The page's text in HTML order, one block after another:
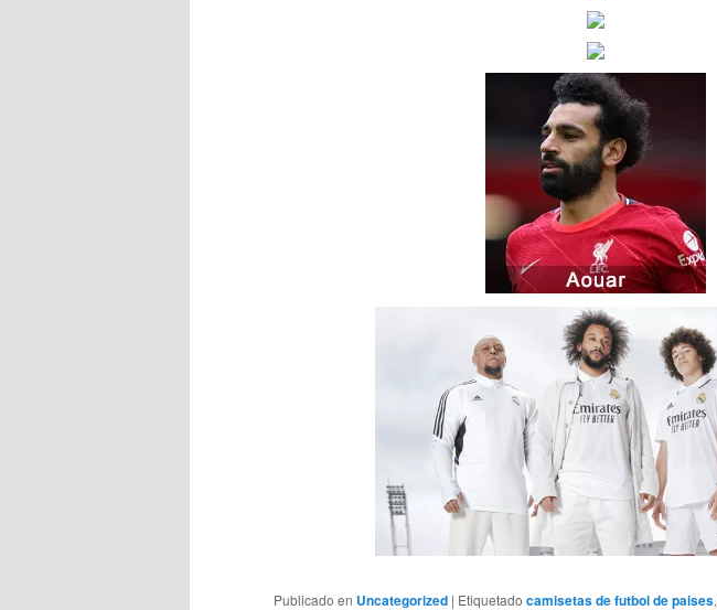
Publicado en Uncategorized | Etiquetado camisetas de futbol de paises,